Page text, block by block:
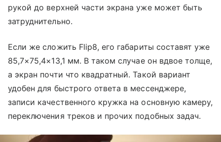
рукой до верхней части экрана уже может быть
затруднительно.
Если же сложить Flip8, его габариты составят уже
85,7×75,4×13,1 мм. В таком случае он вдвое толще,
а экран почти что квадратный. Такой вариант
удобен для быстрого ответа в мессенджере,
записи качественного кружка на основную камеру,
переключения треков и прочих подобных задач.